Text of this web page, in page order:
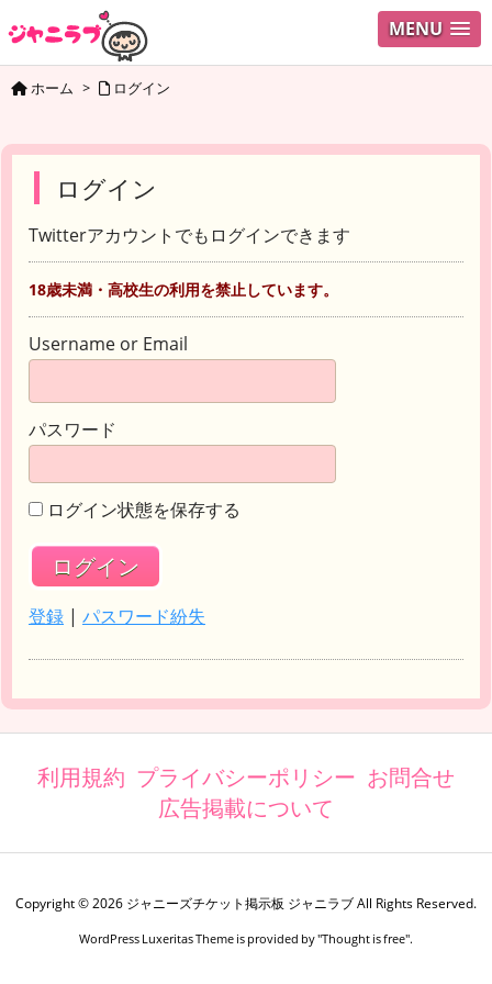
MENU
ホーム > ログイン
ログイン
Twitterアカウントでもログインできます
18歳未満・高校生の利用を禁止しています。
Username or Email
パスワード
ログイン状態を保存する
登録 | パスワード紛失
利用規約 プライバシーポリシー お問合せ
広告掲載について
Copyright ©2026 ジャニーズチケット掲示板 ジャニラブAll Rights Reserved.
WordPress Luxeritas Theme is provided by "Thought is free".